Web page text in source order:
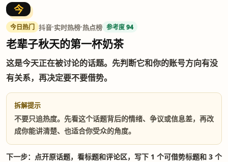
今
今日热门 抖音·实时热榜·热点榜 参考度 94
老辈子秋天的第一杯奶茶
这是今天正在被讨论的话题。先判断它和你的账号方向有没
有关系，再决定要不要借势。
拆解提示
不要只追热度。先看这个话题背后的情绪、争议或信息差，再改
成你能讲清楚、也适合你受众的角度。
下一步：点开原话题，看标题和评论区，写下 1 个可借势标题和 3 个